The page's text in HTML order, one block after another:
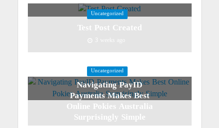
Uncategorized
Test Post Created
3 weeks ago
Uncategorized
Navigating PayID
Payments Makes Best
Online Pokies Australia
Surprisingly Simple